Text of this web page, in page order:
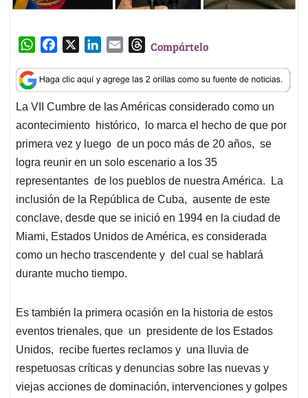
W
a
t
s
A
p
p
c
e
b
o
o
k
n
k
e
d
I
n
a
i
l
T
r
e
a
d
s
Compártelo
La VII Cumbre de las Américas considerado como un
acontecimiento histórico, lo marca el hecho de que por
primera vez y luego de un poco más de 20 años, se
logra reunir en un solo escenario a los 35
representantes de los pueblos de nuestra América. La
inclusión de la República de Cuba, ausente de este
conclave, desde que se inició en 1994 en la ciudad de
Miami, Estados Unidos de América, es considerada
como un hecho trascendente y del cual se hablará
durante mucho tiempo.
Es también la primera ocasión en la historia de estos
eventos trienales, que un presidente de los Estados
Unidos, recibe fuertes reclamos y una lluvia de
respetuosas críticas y denuncias sobre las nuevas y
viejas acciones de dominación, intervenciones y golpes